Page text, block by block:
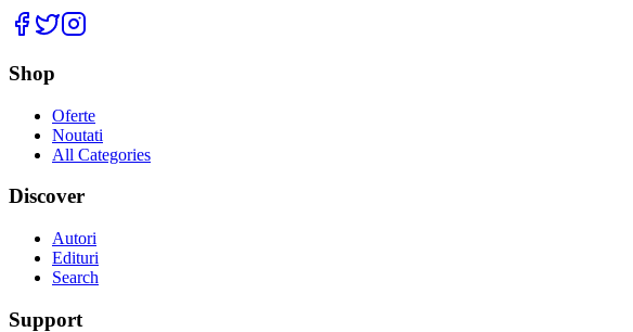
Facebook
Twitter
Shop
Oferte
Noutati
All Categories
Discover
Autori
Edituri
Search
Support